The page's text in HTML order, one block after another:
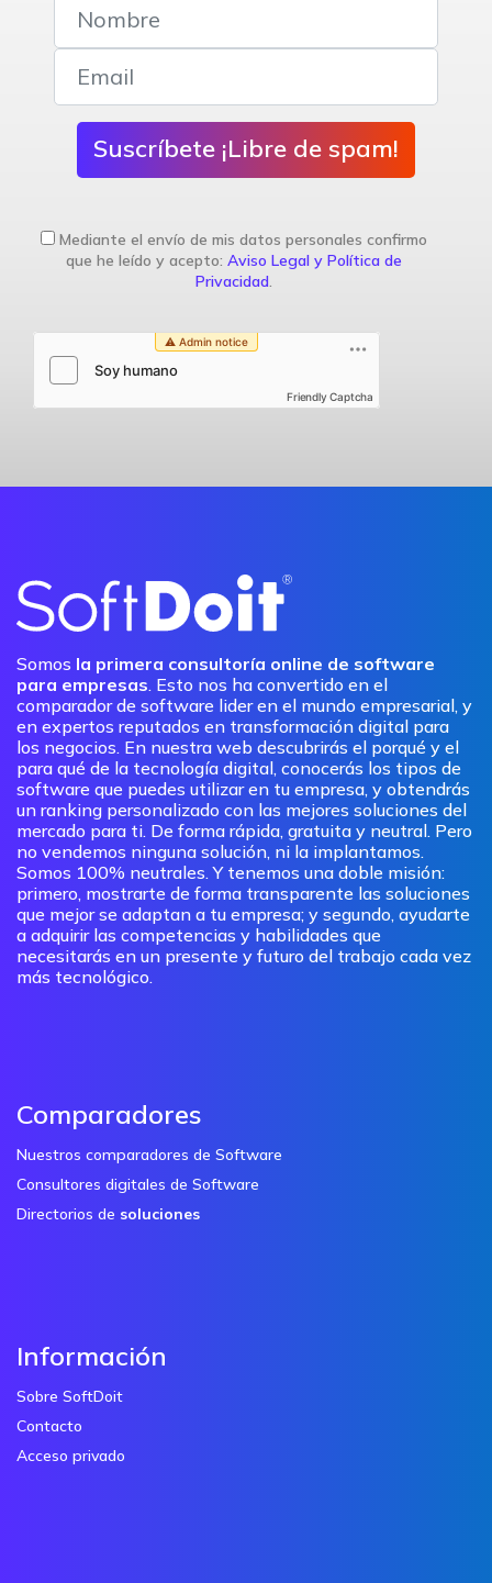
Suscríbete ¡Libre de spam!
Mediante el envío de mis datos personales confirmo
que he leído y acepto: Aviso Legal y Política de
Privacidad.
Friendly Captcha
Somos la primera consultoría online de software
para empresas. Esto nos ha convertido en el
comparador de software lider en el mundo empresarial, y
en expertos reputados en transformación digital para
los negocios. En nuestra web descubrirás el porqué y el
para qué de la tecnología digital, conocerás los tipos de
software que puedes utilizar en tu empresa, y obtendrás
un ranking personalizado con las mejores soluciones del
mercado para ti. De forma rápida, gratuita y neutral. Pero
no vendemos ninguna solución, ni la implantamos.
Somos 100% neutrales. Y tenemos una doble misión:
primero, mostrarte de forma transparente las soluciones
que mejor se adaptan a tu empresa; y segundo, ayudarte
a adquirir las competencias y habilidades que
necesitarás en un presente y futuro del trabajo cada vez
más tecnológico.
Comparadores
Nuestros comparadores de Software
Consultores digitales de Software
Directorios de soluciones
Información
Sobre SoftDoit
Contacto
Acceso privado